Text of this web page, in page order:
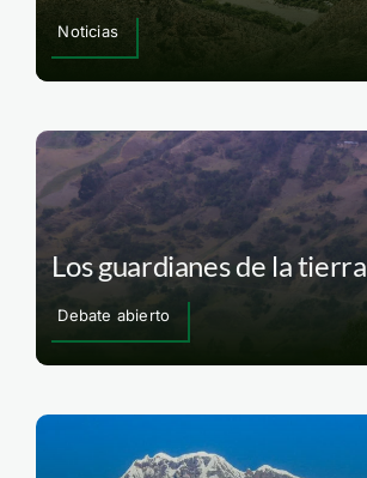
Noticias
Los guardianes de la tierra
Debate abierto